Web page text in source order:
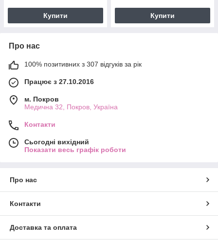
Купити Купити
Про нас
100% позитивних з 307 відгуків за рік
Працює з 27.10.2016
м. Покров
Медична 32, Покров, Україна
Контакти
Сьогодні вихідний
Показати весь графік роботи
Про нас
Контакти
Доставка та оплата